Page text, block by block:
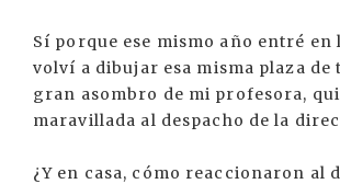
Sí porque ese mismo año entré en
volví a dibujar esa misma plaza de
gran asombro de mi profesora,
maravillada al despacho de la
¿Y en casa, cómo reaccionaron al